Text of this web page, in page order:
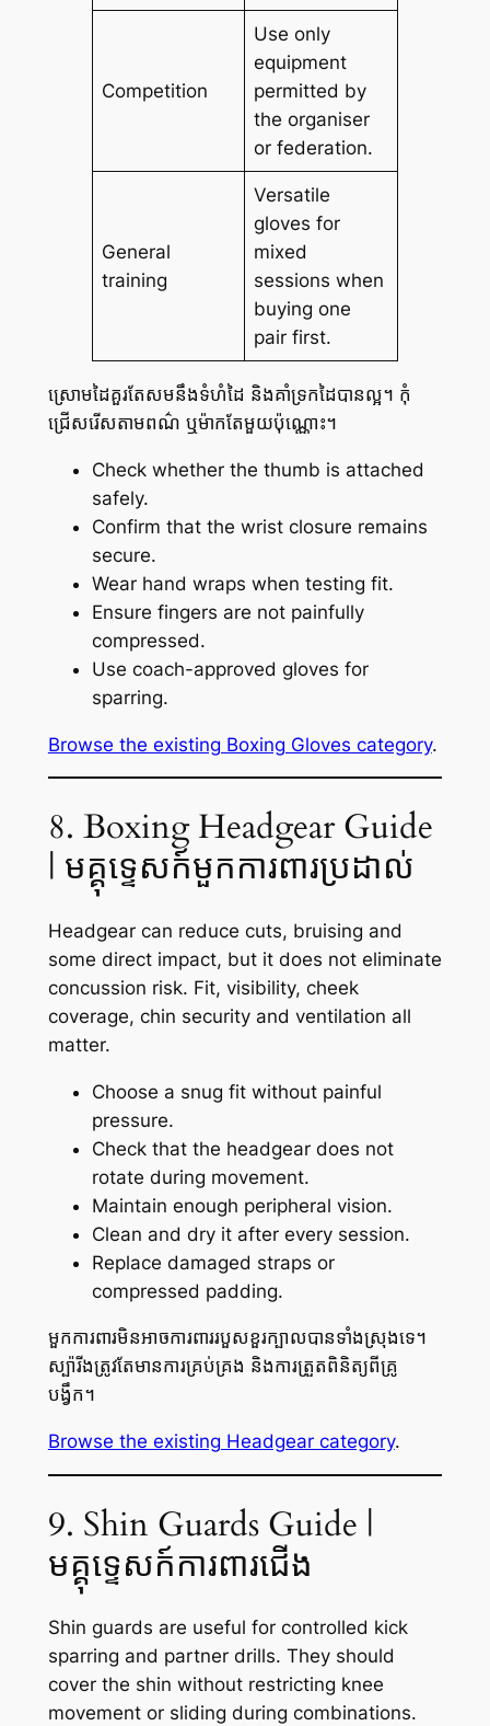
Competition
Use only
equipment
permitted by
the organiser
or federation.
General
training
Versatile
gloves for
mixed
sessions when
buying one
pair first.
ស្រោមដៃគួរតែសមនឹងទំហំដៃ និងគាំទ្រកដៃបានល្អ។ កុំ
ជ្រើសរើសតាមពណ៌ ឬម៉ាកតែមួយប៉ុណ្ណោះ។
Check whether the thumb is attached
safely.
Confirm that the wrist closure remains
secure.
Wear hand wraps when testing fit.
Ensure fingers are not painfully
compressed.
Use coach-approved gloves for
sparring.
Browse the existing Boxing Gloves category.
8. Boxing Headgear Guide
| មគ្គុទ្ទេសក៍មួកការពារប្រដាល់
Headgear can reduce cuts, bruising and
some direct impact, but it does not eliminate
concussion risk. Fit, visibility, cheek
coverage, chin security and ventilation all
matter.
Choose a snug fit without painful
pressure.
Check that the headgear does not
rotate during movement.
Maintain enough peripheral vision.
Clean and dry it after every session.
Replace damaged straps or
compressed padding.
មួកការពារមិនអាចការពាររបួសខួរក្បាលបានទាំងស្រុងទេ។
ស្ប៉ារីងត្រូវតែមានការគ្រប់គ្រង និងការត្រួតពិនិត្យពីគ្រូ
បង្វឹក។
Browse the existing Headgear category.
9. Shin Guards Guide |
មគ្គុទ្ទេសក៍ការពារជើង
Shin guards are useful for controlled kick
sparring and partner drills. They should
cover the shin without restricting knee
movement or sliding during combinations.